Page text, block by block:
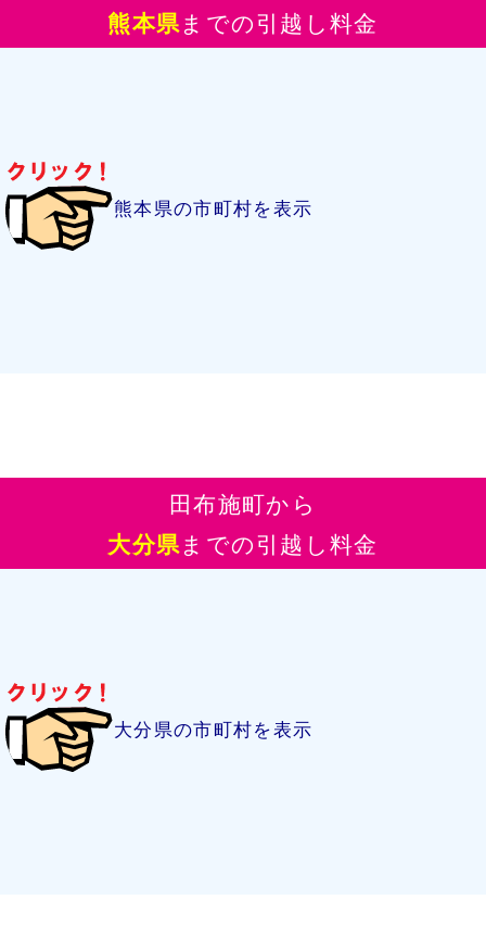
熊本県までの引越し料金
熊本県の市町村を表示
田布施町から
大分県までの引越し料金
大分県の市町村を表示